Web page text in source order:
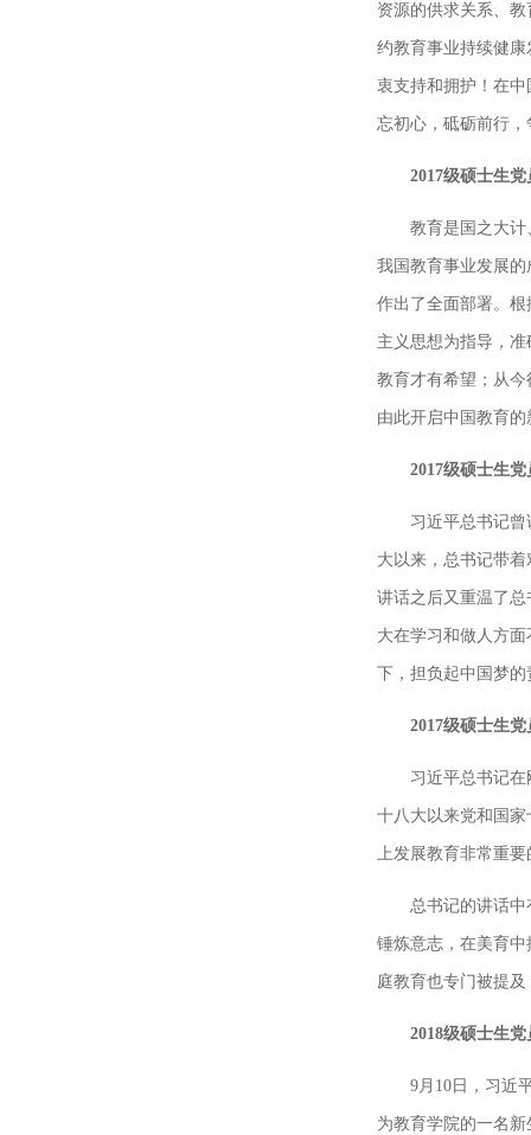
资源的供求关系、
约教育事业持续健
衷支持和拥护！在
忘初心，砥砺前行
2017级硕士生
教育是国之大
我国教育事业发展
作出了全面部署。
主义思想为指导，
教育才有希望；从
由此开启中国教育
2017级硕士生
习近平总书记
大以来，总书记带
讲话之后又重温了
大在学习和做人方
下，担负起中国梦
2017级硕士生
习近平总书记
十八大以来党和国
上发展教育非常重
总书记的讲话
锤炼意志，在美育
庭教育也专门被提
2018级硕士生
9月10日，习近
为教育学院的一名